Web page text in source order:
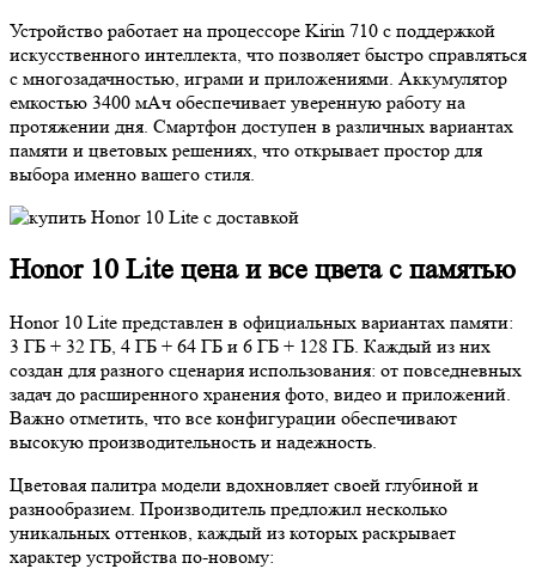
Устройство работает на процессоре Kirin 710 с поддержкой
искусственного интеллекта, что позволяет быстро справляться
с многозадачностью, играми и приложениями. Аккумулятор
емкостью 3400 мАч обеспечивает уверенную работу на
протяжении дня. Смартфон доступен в различных вариантах
памяти и цветовых решениях, что открывает простор для
выбора именно вашего стиля.
Honor 10 Lite цена и все цвета с памятью
Honor 10 Lite представлен в официальных вариантах памяти:
3 ГБ + 32 ГБ, 4 ГБ + 64 ГБ и 6 ГБ + 128 ГБ. Каждый из них
создан для разного сценария использования: от повседневных
задач до расширенного хранения фото, видео и приложений.
Важно отметить, что все конфигурации обеспечивают
высокую производительность и надежность.
Цветовая палитра модели вдохновляет своей глубиной и
разнообразием. Производитель предложил несколько
уникальных оттенков, каждый из которых раскрывает
характер устройства по-новому: